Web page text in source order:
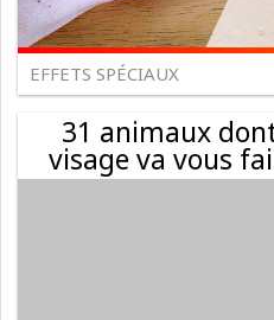
EFFETS SPÉCIAUX
31 animaux
visage va vous